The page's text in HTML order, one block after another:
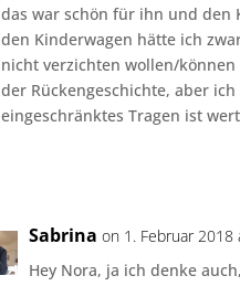
das war schön für ihn und den
den Kinderwagen hätte ich
nicht verzichten wollen/können
der Rückengeschichte, aber
eingeschränktes Tragen ist
Sabrina on 1. Februar 2018
Hey Nora, ja ich denke